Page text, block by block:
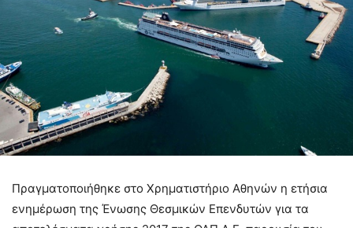
Πραγματοποιήθηκε στο Χρηματιστήριο Αθηνών η ετήσια
ενημέρωση της Ένωσης Θεσμικών Επενδυτών για τα